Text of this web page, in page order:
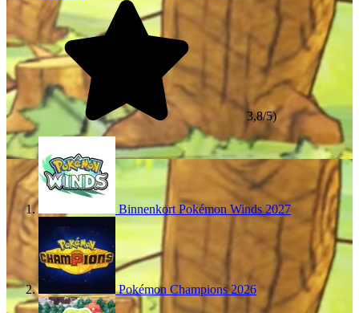
3,8/5)
Binnenkort Pokémon Winds2027
Pokémon Champions 2026